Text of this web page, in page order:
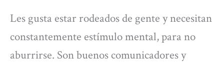
Les gusta estar rodeados de gente y necesitan
constantemente estímulo mental, para no
aburrirse. Son buenos comunicadores y